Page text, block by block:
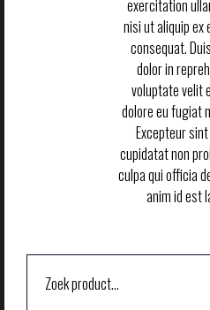
exercitation
nisi ut aliquip ex
consequat.
dolor in
voluptate velit
dolore eu fugiat
Excepteur
cupidatat non
culpa qui officia
anim id est